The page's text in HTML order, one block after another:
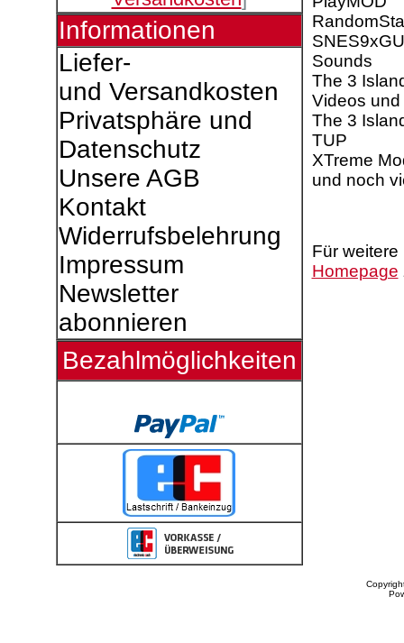
Informationen
Liefer-
und Versandkosten
Privatsphäre und
Datenschutz
Unsere AGB
Kontakt
Widerrufsbelehrung
Impressum
Newsletter
abonnieren
Bezahlmöglichkeiten
Sounds
The 3
Videos und
The 3
TUP
XTreme
und noch
Für
Homepage